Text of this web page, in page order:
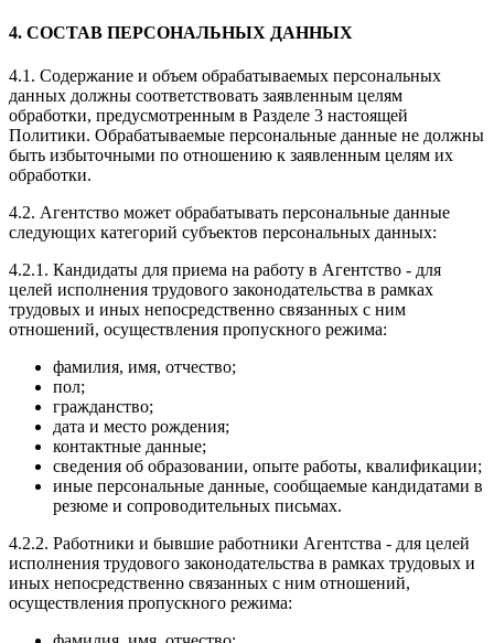
4. СОСТАВ ПЕРСОНАЛЬНЫХ ДАННЫХ
4.1. Содержание и объем обрабатываемых персональных
данных должны соответствовать заявленным целям
обработки, предусмотренным в Разделе 3 настоящей
Политики. Обрабатываемые персональные данные не должны
быть избыточными по отношению к заявленным целям их
обработки.
4.2. Агентство может обрабатывать персональные данные
следующих категорий субъектов персональных данных:
4.2.1. Кандидаты для приема на работу в Агентство - для
целей исполнения трудового законодательства в рамках
трудовых и иных непосредственно связанных с ним
отношений, осуществления пропускного режима:
фамилия, имя, отчество;
пол;
гражданство;
дата и место рождения;
контактные данные;
сведения об образовании, опыте работы, квалификации;
иные персональные данные, сообщаемые кандидатами в
резюме и сопроводительных письмах.
4.2.2. Работники и бывшие работники Агентства - для целей
исполнения трудового законодательства в рамках трудовых и
иных непосредственно связанных с ним отношений,
осуществления пропускного режима: